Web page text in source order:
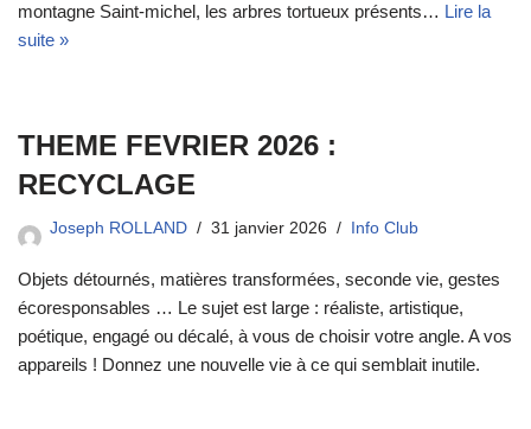
montagne Saint-michel, les arbres tortueux présents… Lire la
suite »
THEME FEVRIER 2026 :
RECYCLAGE
Joseph ROLLAND 31 janvier 2026 Info Club
Objets détournés, matières transformées, seconde vie, gestes
écoresponsables … Le sujet est large : réaliste, artistique,
poétique, engagé ou décalé, à vous de choisir votre angle. A vos
appareils ! Donnez une nouvelle vie à ce qui semblait inutile.